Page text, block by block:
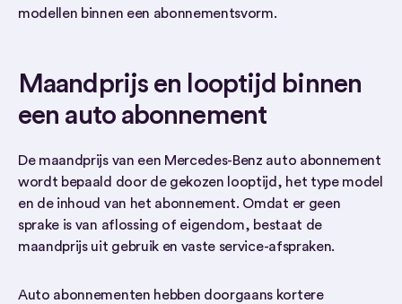
modellen binnen een abonnementsvorm.
Maandprijs en looptijd binnen
een auto abonnement
De maandprijs van een Mercedes-Benz auto abonnement
wordt bepaald door de gekozen looptijd, het type model
en de inhoud van het abonnement. Omdat er geen
sprake is van aflossing of eigendom, bestaat de
maandprijs uit gebruik en vaste service-afspraken.
Auto abonnementen hebben doorgaans kortere